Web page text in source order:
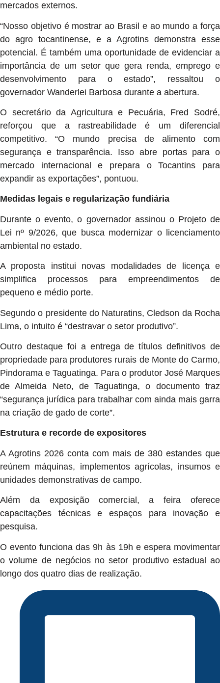
mercados externos.
“Nosso objetivo é mostrar ao Brasil e ao mundo a força
do agro tocantinense, e a Agrotins demonstra esse
potencial. É também uma oportunidade de evidenciar a
importância de um setor que gera renda, emprego e
desenvolvimento para o estado”, ressaltou o
governador Wanderlei Barbosa durante a abertura.
O secretário da Agricultura e Pecuária, Fred Sodré,
reforçou que a rastreabilidade é um diferencial
competitivo. “O mundo precisa de alimento com
segurança e transparência. Isso abre portas para o
mercado internacional e prepara o Tocantins para
expandir as exportações”, pontuou.
Medidas legais e regularização fundiária
Durante o evento, o governador assinou o Projeto de
Lei nº 9/2026, que busca modernizar o licenciamento
ambiental no estado.
A proposta institui novas modalidades de licença e
simplifica processos para empreendimentos de
pequeno e médio porte.
Segundo o presidente do Naturatins, Cledson da Rocha
Lima, o intuito é “destravar o setor produtivo”.
Outro destaque foi a entrega de títulos definitivos de
propriedade para produtores rurais de Monte do Carmo,
Pindorama e Taguatinga. Para o produtor José Marques
de Almeida Neto, de Taguatinga, o documento traz
“segurança jurídica para trabalhar com ainda mais garra
na criação de gado de corte”.
Estrutura e recorde de expositores
A Agrotins 2026 conta com mais de 380 estandes que
reúnem máquinas, implementos agrícolas, insumos e
unidades demonstrativas de campo.
Além da exposição comercial, a feira oferece
capacitações técnicas e espaços para inovação e
pesquisa.
O evento funciona das 9h às 19h e espera movimentar
o volume de negócios no setor produtivo estadual ao
longo dos quatro dias de realização.